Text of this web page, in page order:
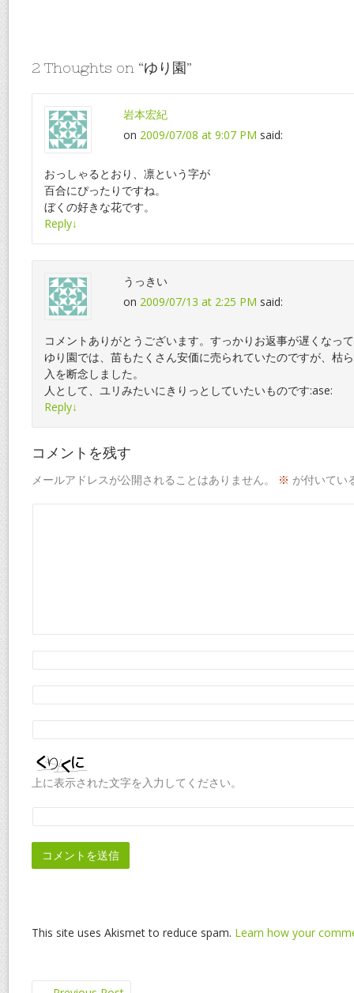
2 Thoughts on “ゆり園”
岩本宏紀
on 2009/07/08 at 9:07 PM said:
おっしゃるとおり、凛という字が
百合にぴったりですね。
ぼくの好きな花です。
Reply↓
うっきい
on 2009/07/13 at 2:25 PM said:
コメントありがとうございます。すっかりお返事が遅くなっ
ゆり園では、苗もたくさん安価に売られていたのですが、枯
入を断念しました。
人として、ユリみたいにきりっとしていたいものです:ase:
Reply↓
コメントを残す
メールアドレスが公開されることはありません。 ※ が付いてい
上に表示された文字を入力してください。
This site uses Akismet to reduce spam. Learn how your